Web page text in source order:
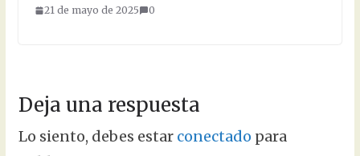
21 de mayo de 2025 0
Deja una respuesta
Lo siento, debes estar conectado para